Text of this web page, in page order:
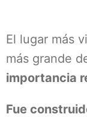
El lugar más
más grande
importancia
Fue